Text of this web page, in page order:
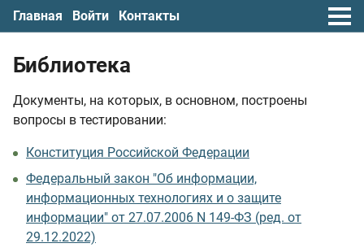
Главная Войти Контакты
Библиотека
Документы, на которых, в основном, построены
вопросы в тестировании:
Конституция Российской Федерации
Федеральный закон "Об информации,
информационных технологиях и о защите
информации" от 27.07.2006 N 149-ФЗ (ред. от
29.12.2022)